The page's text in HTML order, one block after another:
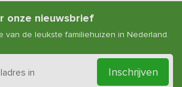
onze nieuwsbrief
van de leukste familiehuizen in Nederland.
Inschrijven